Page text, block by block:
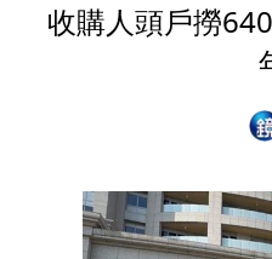
收購人頭戶撈